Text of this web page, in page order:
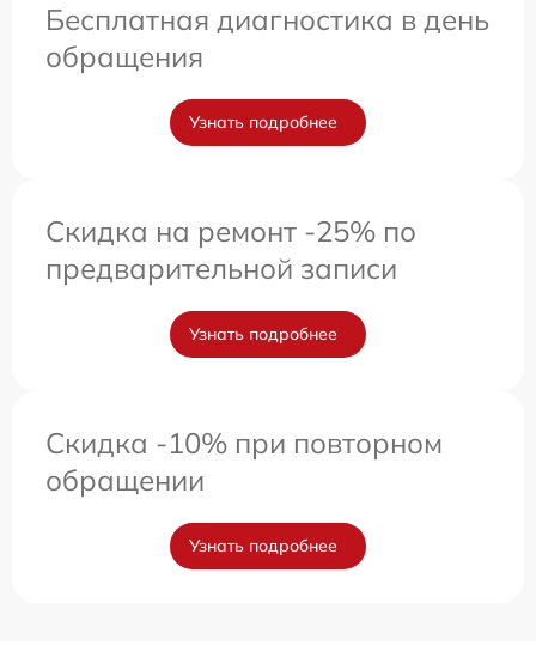
Бесплатная диагностика в день
обращения
Узнать подробнее
Скидка на ремонт -25% по
предварительной записи
Узнать подробнее
Скидка -10% при повторном
обращении
Узнать подробнее